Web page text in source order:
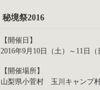
秘境祭2016
【開催日】
2016年9月10日（土）～11日（
【開催場所】
山梨県小菅村 玉川キャンプ